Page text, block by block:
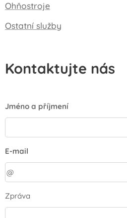
Ohňostroje
Ostatní služby
Kontaktujte nás
Jméno a příjmení
E-mail
Zpráva